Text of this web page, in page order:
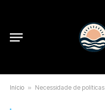
Início » Necessidade de políticas